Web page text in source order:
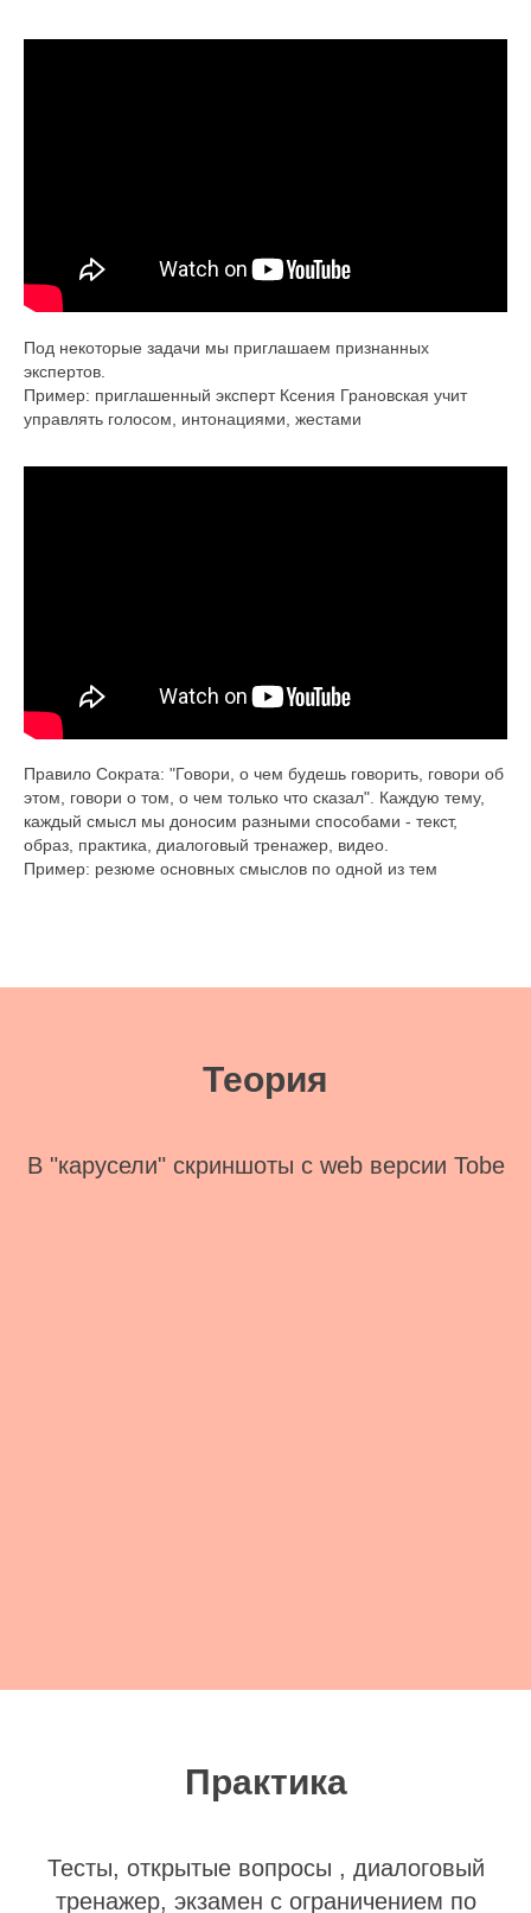
Под некоторые задачи мы приглашаем признанных
экспертов.
Пример: приглашенный эксперт Ксения Грановская учит
управлять голосом, интонациями, жестами
Правило Сократа: "Говори, о чем будешь говорить, говори об
этом, говори о том, о чем только что сказал". Каждую тему,
каждый смысл мы доносим разными способами - текст,
образ, практика, диалоговый тренажер, видео.
Пример: резюме основных смыслов по одной из тем
Теория
В "карусели" скриншоты с web версии Tobe
Практика
Тесты, открытые вопросы , диалоговый
тренажер, экзамен с ограничением по